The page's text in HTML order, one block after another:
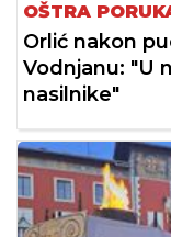
OŠTRA
Orlić nakon
Vodnjanu: "U
nasilnike"